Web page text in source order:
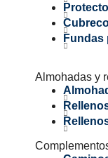
Fundas
Almohadas y